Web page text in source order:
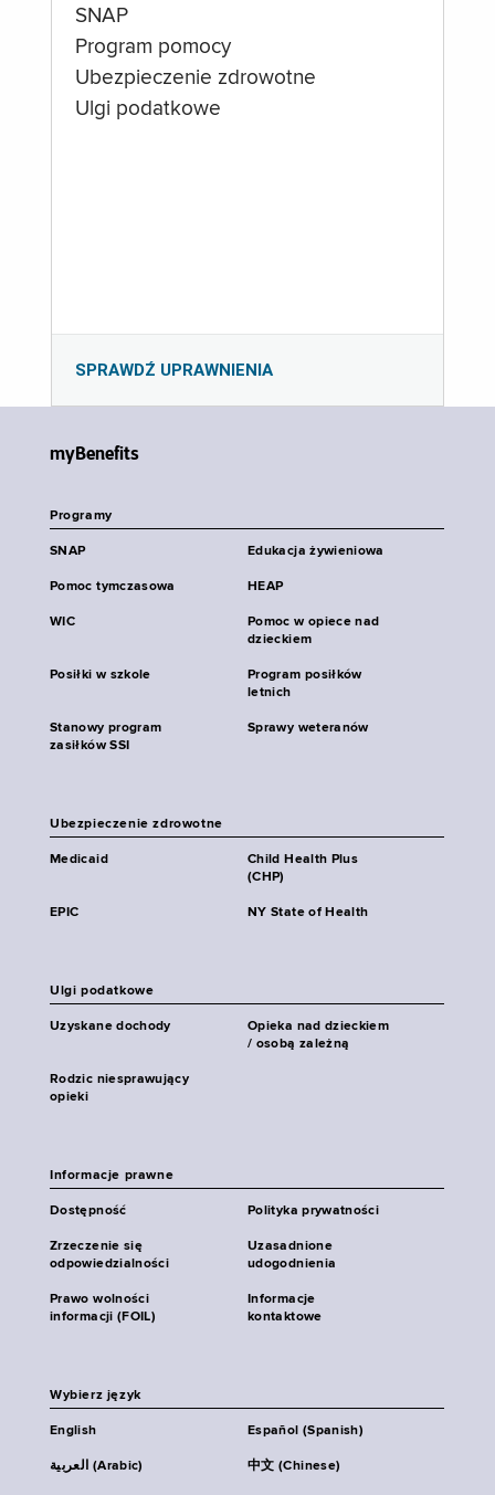
SNAP
Program pomocy
Ubezpieczenie zdrowotne
Ulgi podatkowe
SPRAWDŹ UPRAWNIENIA
myBenefits
Programy
SNAP Edukacja żywieniowa
Pomoc tymczasowa HEAP
WIC
Pomoc w opiece nad
dzieckiem
Posiłki w szkole
Program posiłków
letnich
Stanowy program
zasiłków SSI
Sprawy weteranów
Ubezpieczenie zdrowotne
Medicaid
Child Health Plus
(CHP)
EPIC NY State of Health
Ulgi podatkowe
Uzyskane dochody
Opieka nad dzieckiem
/ osobą zależną
Rodzic niesprawujący
opieki
Informacje prawne
Dostępność Polityka prywatności
Zrzeczenie się
odpowiedzialności
Uzasadnione
udogodnienia
Prawo wolności
informacji (FOIL)
Informacje
kontaktowe
Wybierz język
English Español (Spanish)
العربية (Arabic) 中文 (Chinese)